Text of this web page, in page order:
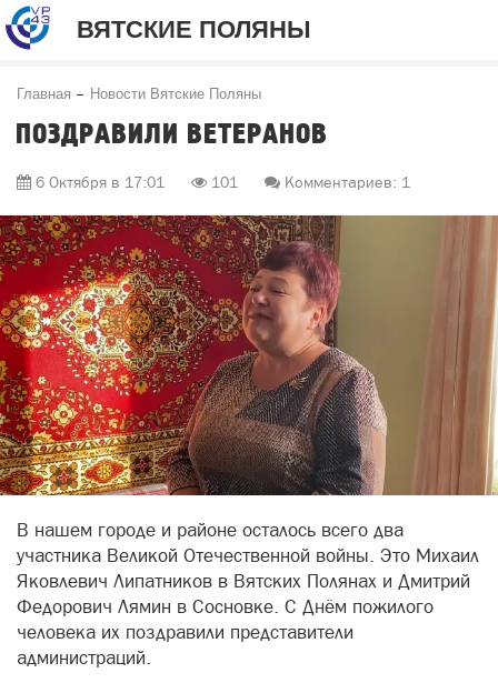
ВЯТСКИЕ ПОЛЯНЫ
Главная Новости Вятские Поляны
ПОЗДРАВИЛИ ВЕТЕРАНОВ
6 Октября в 17:01 101 Комментариев: 1
В нашем городе и районе осталось всего два
участника Великой Отечественной войны. Это Михаил
Яковлевич Липатников в Вятских Полянах и Дмитрий
Федорович Лямин в Сосновке. С Днём пожилого
человека их поздравили представители
администраций.